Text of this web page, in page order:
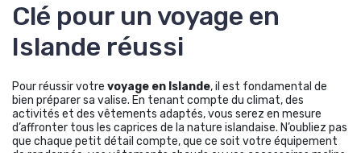
Clé pour un voyage en
Islande réussi
Pour réussir votre voyage en Islande, il est fondamental de
bien préparer sa valise. En tenant compte du climat, des
activités et des vêtements adaptés, vous serez en mesure
d’affronter tous les caprices de la nature islandaise. N’oubliez pas
que chaque petit détail compte, que ce soit votre équipement